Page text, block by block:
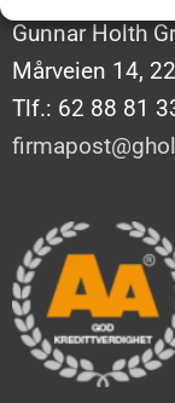
Gunnar Holth
Mårveien 14,
Tlf.: 62 88 81